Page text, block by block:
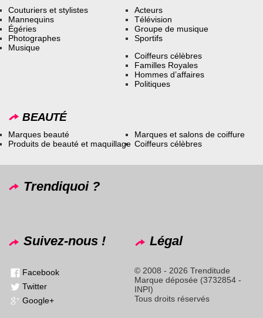
Couturiers et stylistes
Mannequins
Égéries
Photographes
Musique
Acteurs
Télévision
Groupe de musique
Sportifs
Coiffeurs célèbres
Familles Royales
Hommes d’affaires
Politiques
BEAUTÉ
Marques beauté
Produits de beauté et maquillage
Marques et salons de coiffure
Coiffeurs célèbres
Trendiquoi ?
Suivez-nous !
Facebook
Twitter
Google+
Légal
© 2008 - 2026 Trenditude
Marque déposée (3732854 -
INPI)
Tous droits réservés